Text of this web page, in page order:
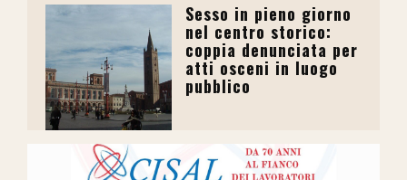
Sesso in pieno giorno
nel centro storico:
coppia denunciata per
atti osceni in luogo
pubblico